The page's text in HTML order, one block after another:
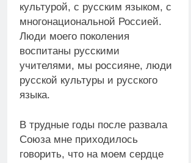
культурой, с русским языком, с
многонациональной Россией.
Люди моего поколения
воспитаны русскими
учителями, мы россияне, люди
русской культуры и русского
языка.
В трудные годы после развала
Союза мне приходилось
говорить, что на моем сердце